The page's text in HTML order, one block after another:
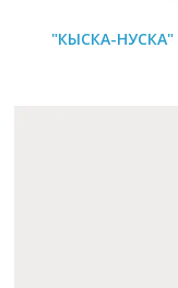
"КЫСКА-НУСКА"